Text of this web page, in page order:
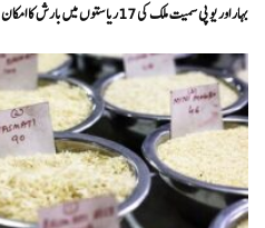
بہار اور یو پی سمیت ملک کی 17ریاستوں میں بارش کا امکان